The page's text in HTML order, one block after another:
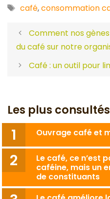
Étiquettes
café,consommation
Comment nos
du café sur notre
Café : un outil pour
Les plus consultés
Ouvrage café et
Le café, ce n’est
caféine, mais un
de constituants